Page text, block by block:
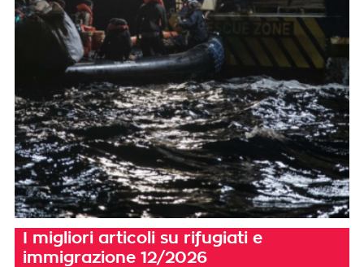
I migliori articoli su rifugiati e
immigrazione 12/2026